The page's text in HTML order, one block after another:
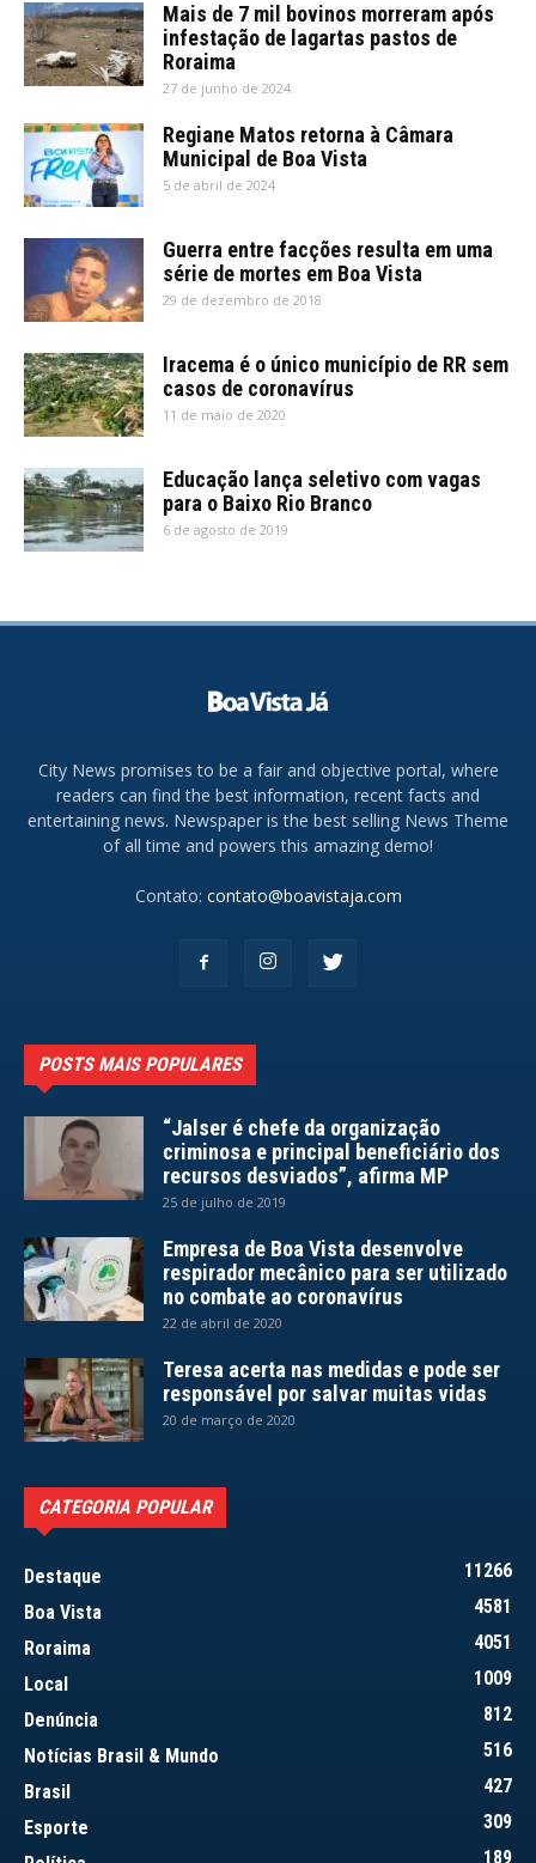
Mais de 7 mil bovinos morreram após
infestação de lagartas pastos de
Roraima
27 de junho de 2024
Regiane Matos retorna à Câmara
Municipal de Boa Vista
5 de abril de 2024
Guerra entre facções resulta em uma
série de mortes em Boa Vista
29 de dezembro de 2018
Iracema é o único município de RR sem
casos de coronavírus
11 de maio de 2020
Educação lança seletivo com vagas
para o Baixo Rio Branco
6 de agosto de 2019
City News promises to be a fair and objective portal, where
readers can find the best information, recent facts and
entertaining news. Newspaper is the best selling News Theme
of all time and powers this amazing demo!
Contato: contato@boavistaja.com
POSTS MAIS POPULARES
“Jalser é chefe da organização
criminosa e principal beneficiário dos
recursos desviados”, afirma MP
25 de julho de 2019
Empresa de Boa Vista desenvolve
respirador mecânico para ser utilizado
no combate ao coronavírus
22 de abril de 2020
Teresa acerta nas medidas e pode ser
responsável por salvar muitas vidas
20 de março de 2020
CATEGORIA POPULAR
Destaque
11266
Boa Vista
4581
Roraima
4051
Local
1009
Denúncia
812
Notícias Brasil & Mundo
516
Brasil
427
Esporte
309
189